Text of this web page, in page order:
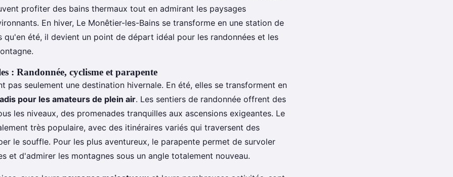
profiter des bains thermaux tout en admirant les paysages
En hiver, Le Monêtier-les-Bains se transforme en une station de
qu'en été, il devient un point de départ idéal pour les randonnées et les
: Randonnée, cyclisme et parapente
pas seulement une destination hivernale. En été, elles se transforment en
pour les amateurs de plein air. Les sentiers de randonnée offrent des
les niveaux, des promenades tranquilles aux ascensions exigeantes. Le
très populaire, avec des itinéraires variés qui traversent des
le souffle. Pour les plus aventureux, le parapente permet de survoler
et d'admirer les montagnes sous un angle totalement nouveau.